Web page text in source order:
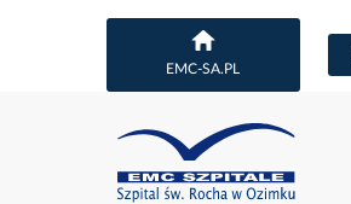
EMC-SA.PL